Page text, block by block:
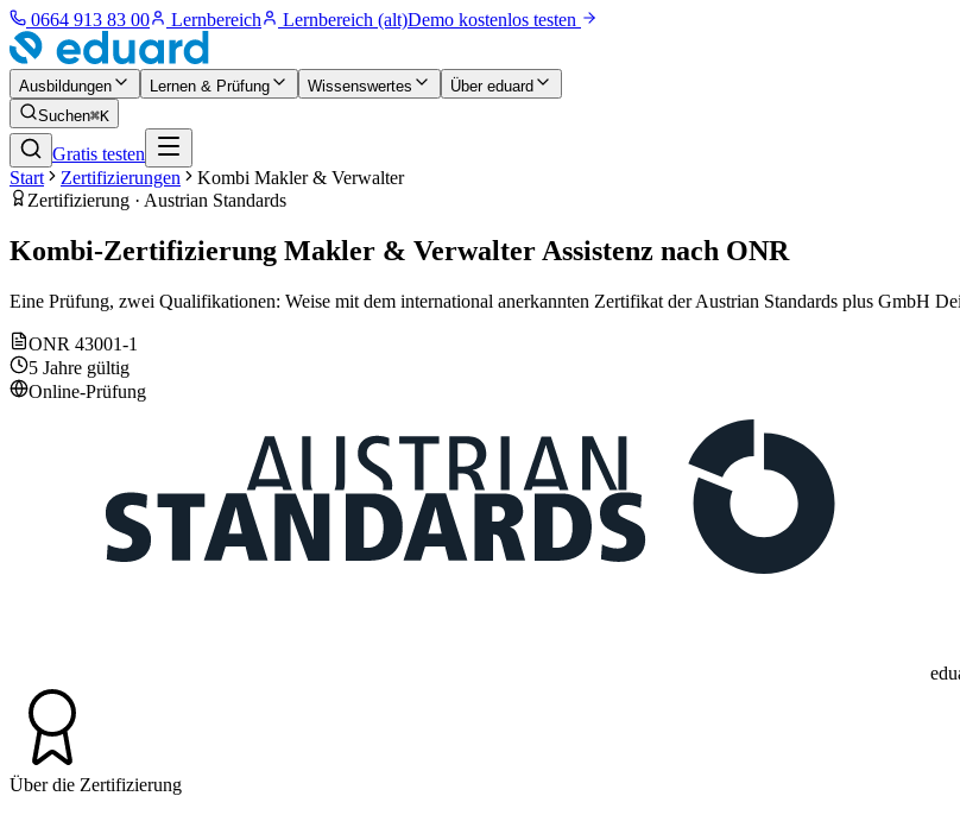
0664 913 83 00 Lernbereich Lernbereich (alt)Demo kostenlos testen
Ausbildungen Lernen & Prüfung Wissenswertes
Über eduard
Suchen⌘K
Gratis testen
Start
Zertifizierungen
Kombi Makler & Verwalter
Zertifizierung · Austrian Standards
Kombi-Zertifizierung Makler & Verwalter Assistenz nach ONR
Eine Prüfung, zwei Qualifikationen: Weise mit dem international anerkannten Zertifikat der Austrian Standards plus GmbH
ONR 43001-1
5 Jahre gültig
Online-Prüfung
Über die Zertifizierung